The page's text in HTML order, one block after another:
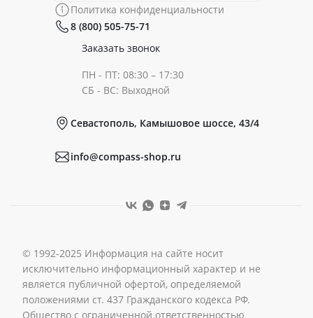
Политика конфиденциальности
8 (800) 505-75-71
Заказать звонок
ПН - ПТ: 08:30 – 17:30
СБ - ВС: Выходной
Севастополь, Камышовое шоссе, 43/4
info@compass-shop.ru
© 1992-2025 Информация на сайте носит
исключительно информационный характер и не
является публичной офертой, определяемой
положениями ст. 437 Гражданского кодекса РФ.
Общество с ограниченной ответственностью